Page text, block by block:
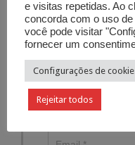
e visitas repetidas. Ao
concorda com o uso
você pode visitar
fornecer um
Configurações de
Rejeitar todos